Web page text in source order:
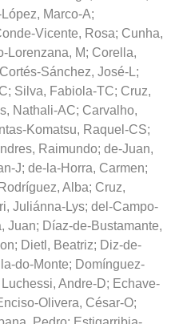
Marco-A;
Vicente, Rosa; Cunha,
Lorenzana, M; Corella,
Cortés-Sánchez, José-L;
; Silva, Fabiola-TC; Cruz,
Nathali-AC; Carvalho,
Komatsu, Raquel-CS;
Raimundo; de-Juan,
J; de-la-Horra, Carmen;
Alba; Cruz,
Juliánna-Lys; del-Campo-
Juan; Díaz-de-Bustamante,
; Dietl, Beatriz; Diz-de-
do-Monte; Domínguez-
Luchessi, Andre-D; Echave-
Olivera, César-O;